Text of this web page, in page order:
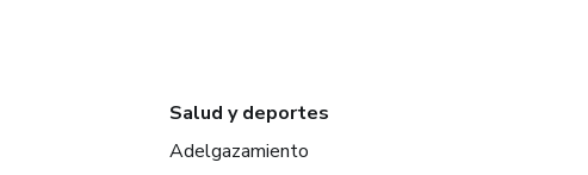
Salud y deportes
Adelgazamiento